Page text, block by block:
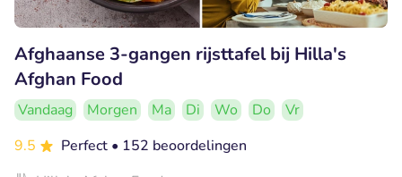
Afghaanse 3-gangen rijsttafel bij Hilla's
Afghan Food
Vandaag Morgen Ma Di Wo Do
Vr
9.5
Perfect • 152 beoordelingen